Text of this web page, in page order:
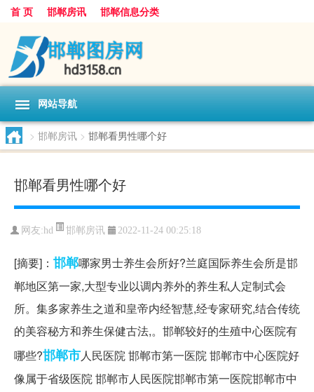
首 页 邯郸房讯 邯郸信息分类
网站导航
> 邯郸房讯 > 邯郸看男性哪个好
邯郸看男性哪个好
网友:hd 邯郸房讯 2022-11-24 00:25:18
[摘要]： 邯郸哪家男士养生会所好?兰庭国际养生会所是邯
郸地区第一家,大型专业以调内养外的养生私人定制式会
所。集多家养生之道和皇帝内经智慧,经专家研究,结合传统
的美容秘方和养生保健古法,。邯郸较好的生殖中心医院有
哪些?邯郸市人民医院 邯郸市第一医院 邯郸市中心医院好
像属于省级医院 邯郸市人民医院邯郸市第一医院邯郸市中